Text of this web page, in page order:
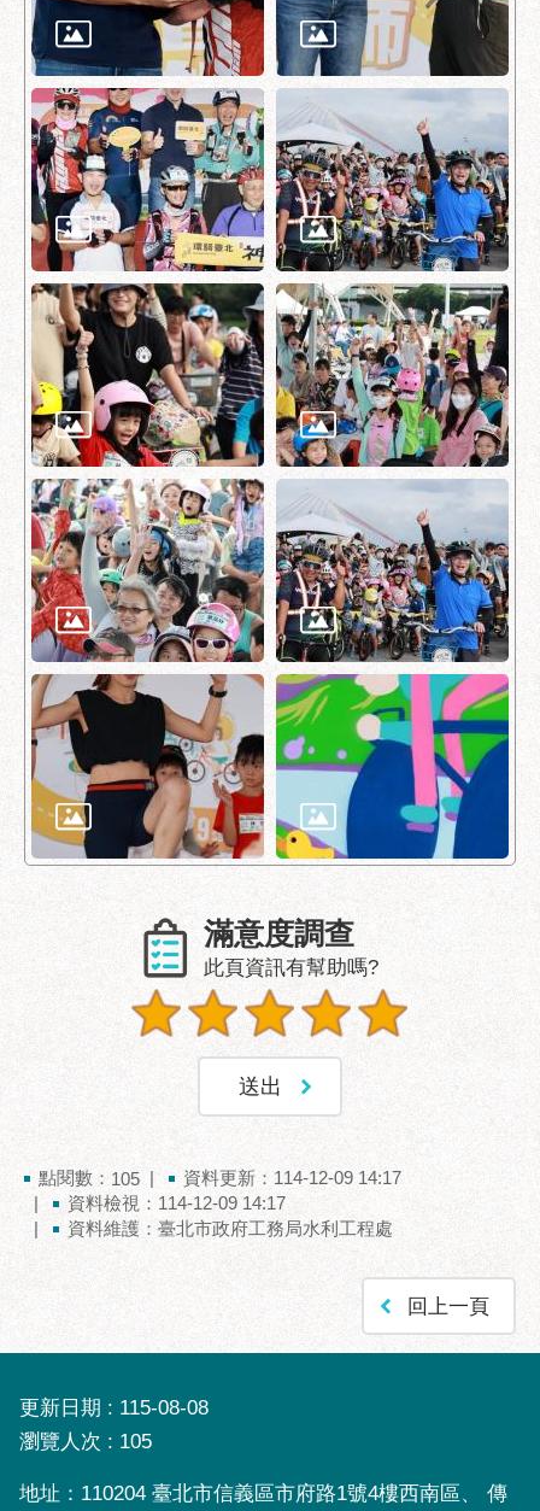
常
見
問
答
雙
語
詞
彙
陳
情
統
政
府
網
站
資
料
開
放
宣
告
隱
私
權
及
資
訊
策
聯
方
局
暨
所
各
處
話
滿意度調查
此頁資訊有幫助嗎?
點閱數： 105
資料更新：114-12-09 14:17
資料檢視：114-12-09 14:17
資料維護：臺北市政府工務局水利工程處
回上一頁
更新日期
115-08-08
瀏覽人次
105
地址：110204 臺北市信義區市府路1號4樓西南區、 傳